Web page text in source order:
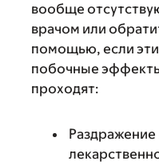
вообще
врачом или
помощью, если
побочные
проходят: